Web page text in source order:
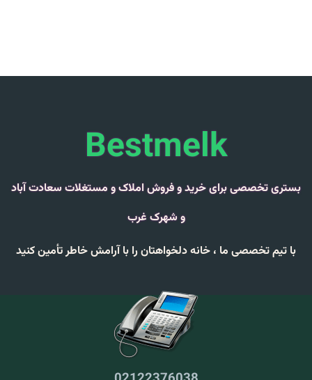
Bestmelk
بستری تخصصی برای خرید و فروش املاک و مستغلات سعادت آباد
و شهرک غرب
با تیم تخصصی ما ، خانه دلخواهتان را باآرامش خاطرتأمین کنید